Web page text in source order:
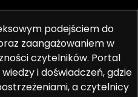
podejściem do
zaangażowaniem w
czytelników. Portal
i doświadczeń, gdzie
a czytelnicy